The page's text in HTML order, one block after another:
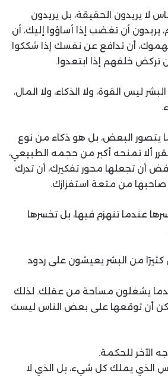
لا يريدون الحقيقة، بل يريدون
يريدون أن تغضب إذا أساؤوا إليك، أن
اتهموك، أن تدافع عن نفسك إذا شككوا
تركض خلفهم إذا ابتعدوا.
ليس القوة، ولا الذكاء، ولا المال،
يتصور البعض، بل هو ذكاء من نوع
ألا تمنحه أكبر من حجمه الطبيعي،
أن تجعلها محور تفكيرك، أن تدرك
صاحبها من متعة استفزازك.
عندما تنهزم فيها، بل تخسرها
من البشر يعيشون على ردود
يشغلون مساحة من عقلك. لذلك
أن توقعها على بعض الناس ليست
الآخر للحكمة.
الذي يملك كل شيء، بل الذي لا